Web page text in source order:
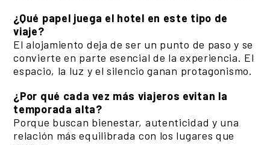
¿Qué papel juega el hotel en este tipo de
viaje?
El alojamiento deja de ser un punto de paso y se
convierte en parte esencial de la experiencia. El
espacio, la luz y el silencio ganan protagonismo.
¿Por qué cada vez más viajeros evitan la
temporada alta?
Porque buscan bienestar, autenticidad y una
relación más equilibrada con los lugares que